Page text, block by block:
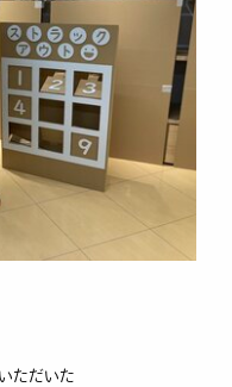
ただいた